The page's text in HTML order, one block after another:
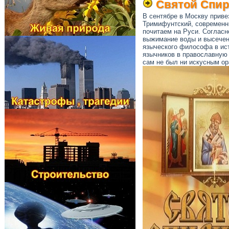
Святой
В сентябре в Москву
Тримифунтский,
почитаем на Руси.
выжимание воды и
языческого философа в
язычников в
сам не был ни искусным